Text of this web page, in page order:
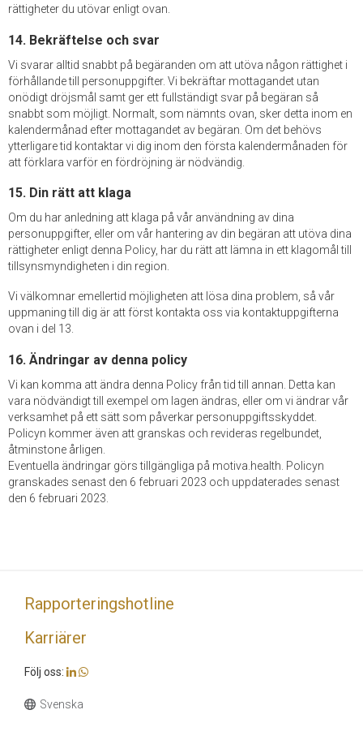
rättigheter du utövar enligt ovan.
14. Bekräftelse och svar
Vi svarar alltid snabbt på begäranden om att utöva någon rättighet i
förhållande till personuppgifter. Vi bekräftar mottagandet utan
onödigt dröjsmål samt ger ett fullständigt svar på begäran så
snabbt som möjligt. Normalt, som nämnts ovan, sker detta inom en
kalendermånad efter mottagandet av begäran. Om det behövs
ytterligare tid kontaktar vi dig inom den första kalendermånaden för
att förklara varför en fördröjning är nödvändig.
15. Din rätt att klaga
Om du har anledning att klaga på vår användning av dina
personuppgifter, eller om vår hantering av din begäran att utöva dina
rättigheter enligt denna Policy, har du rätt att lämna in ett klagomål till
tillsynsmyndigheten i din region.
Vi välkomnar emellertid möjligheten att lösa dina problem, så vår
uppmaning till dig är att först kontakta oss via kontaktuppgifterna
ovan i del 13.
16. Ändringar av denna policy
Vi kan komma att ändra denna Policy från tid till annan. Detta kan
vara nödvändigt till exempel om lagen ändras, eller om vi ändrar vår
verksamhet på ett sätt som påverkar personuppgiftsskyddet.
Policyn kommer även att granskas och revideras regelbundet,
åtminstone årligen.
Eventuella ändringar görs tillgängliga på motiva.health. Policyn
granskades senast den 6 februari 2023 och uppdaterades senast
den 6 februari 2023.
Rapporteringshotline
Karriärer
Följ oss: